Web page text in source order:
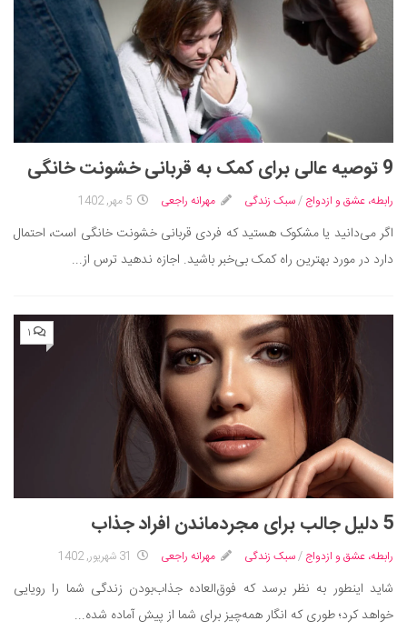
9 توصیه عالی برای کمک به قربانی خشونت خانگی
رابطه، عشق و ازدواج /سبک زندگی مهرانه راجعی 5 مهر, 1402
اگر می‌دانید یا مشکوک هستید که فردی قربانی خشونت خانگی است، احتمال
دارد در مورد بهترین راه کمک بی‌خبر باشید. اجازه ندهید ترس از...
۱
5 دلیل جالب برای مجردماندن افراد جذاب
رابطه، عشق و ازدواج /سبک زندگی مهرانه راجعی 31 شهریور, 1402
شاید اینطور به نظر برسد که فوق‌العاده جذاب‌بودن زندگی شما را رویایی
خواهد کرد؛ طوری که انگار همه‌چیز برای شما از پیش آماده شده...